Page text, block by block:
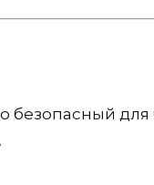
безопасный